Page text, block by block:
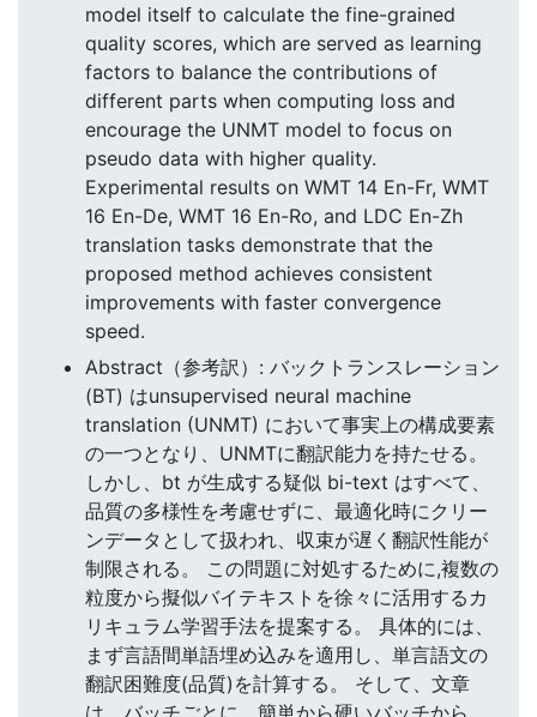
model itself to calculate the fine-grained
quality scores, which are served as learning
factors to balance the contributions of
different parts when computing loss and
encourage the UNMT model to focus on
pseudo data with higher quality.
Experimental results on WMT 14 En-Fr, WMT
16 En-De, WMT 16 En-Ro, and LDC En-Zh
translation tasks demonstrate that the
proposed method achieves consistent
improvements with faster convergence
speed.
Abstract（参考訳）: バックトランスレーション
(BT) はunsupervised neural machine
translation (UNMT) において事実上の構成要素
の一つとなり、UNMTに翻訳能力を持たせる。
しかし、bt が生成する疑似 bi-text はすべて、
品質の多様性を考慮せずに、最適化時にクリー
ンデータとして扱われ、収束が遅く翻訳性能が
制限される。 この問題に対処するために,複数の
粒度から擬似バイテキストを徐々に活用するカ
リキュラム学習手法を提案する。 具体的には、
まず言語間単語埋め込みを適用し、単言語文の
翻訳困難度(品質)を計算する。 そして、文章